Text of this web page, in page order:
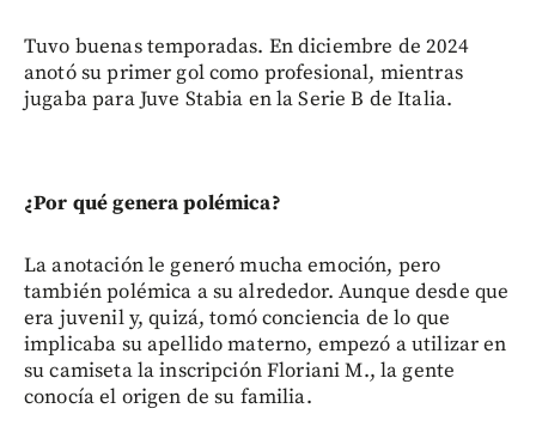
Tuvo buenas temporadas. En diciembre de 2024
anotó su primer gol como profesional, mientras
jugaba para Juve Stabia en la Serie B de Italia.
¿Por qué genera polémica?
La anotación le generó mucha emoción, pero
también polémica a su alrededor. Aunque desde que
era juvenil y, quizá, tomó conciencia de lo que
implicaba su apellido materno, empezó a utilizar en
su camiseta la inscripción Floriani M., la gente
conocía el origen de su familia.